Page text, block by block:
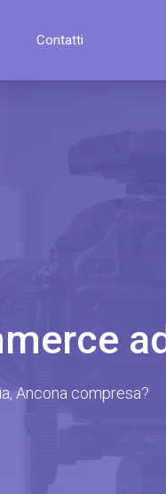
Contatti
Ancona compresa?